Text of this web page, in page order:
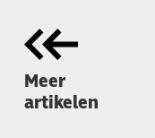
Meer
artikelen